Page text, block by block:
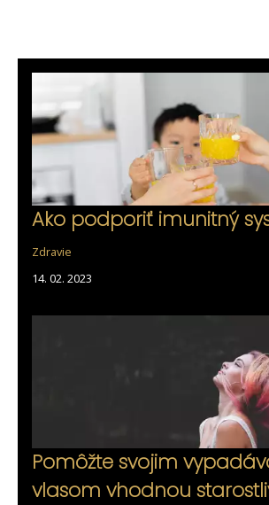
Ako podporiť imunitný
Zdravie
14. 02. 2023
Pomôžte svojim
vlasom vhodnou